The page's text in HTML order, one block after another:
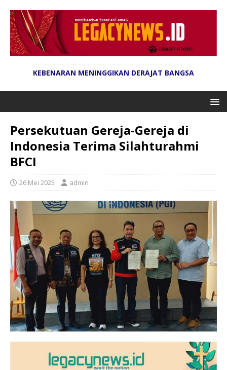
KEBENARAN MENINGGIKAN DERAJAT BANGSA
Persekutuan Gereja-Gereja di
Indonesia Terima Silahturahmi
BFCI
26 Mei 2025 admin